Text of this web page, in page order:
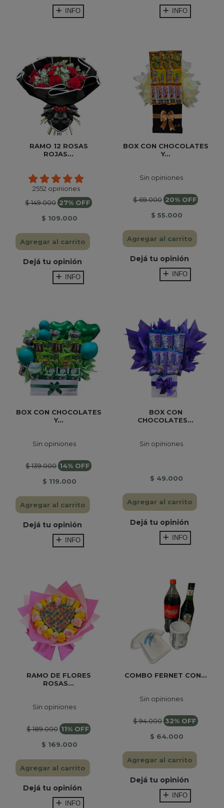
INFO INFO
RAMO 12 ROSAS
ROJAS...
2552 opiniones
$ 149.000 27% OFF
$ 109.000
Agregar al carrito
Dejá tu opinión
INFO
BOX CON CHOCOLATES
Y...
Sin opiniones
$ 69.000 20% OFF
$ 55.000
Agregar al carrito
Dejá tu opinión
INFO
BOX CON CHOCOLATES
Y...
Sin opiniones
$ 139.000 14% OFF
$ 119.000
Agregar al carrito
Dejá tu opinión
INFO
BOX CON
CHOCOLATES...
Sin opiniones
$ 49.000
Agregar al carrito
Dejá tu opinión
INFO
RAMO DE FLORES
ROSAS...
Sin opiniones
$ 189.000 11% OFF
$ 169.000
Agregar al carrito
Dejá tu opinión
INFO
COMBO FERNET CON...
Sin opiniones
$ 94.000 32% OFF
$ 64.000
Agregar al carrito
Dejá tu opinión
INFO